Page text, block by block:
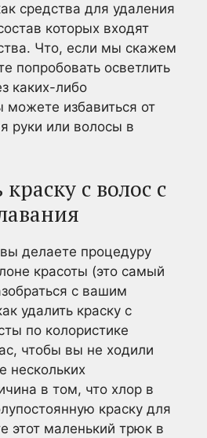
средства для удаления
которых входят
Что, если мы скажем
попробовать осветлить
каких-либо
можете избавиться от
руки или волосы в
с волос с
делаете процедуру
красоты (это самый
с вашим
удалить краску с
по колористике
чтобы вы не ходили
нескольких
в том, что хлор в
краску для
этот маленький трюк в